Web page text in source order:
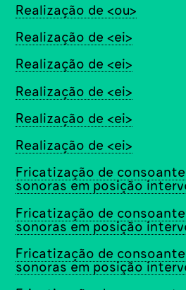
Realização de <ou>
Realização de <ei>
Realização de <ei>
Realização de <ei>
Realização de <ei>
Realização de <ei>
Fricatização de
sonoras em posição
Fricatização de
sonoras em posição
Fricatização de
sonoras em posição